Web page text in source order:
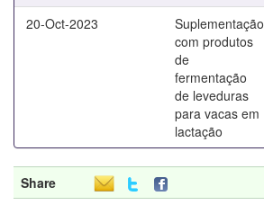
20-Oct-2023
Suplementação
com produtos
de
fermentação
de leveduras
para vacas em
lactação
Share